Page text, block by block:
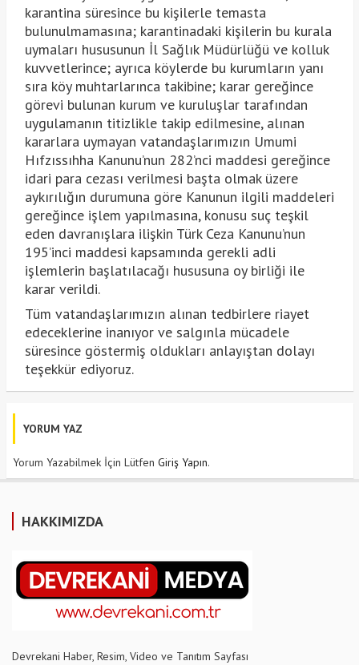
karantina süresince bu kişilerle temasta
bulunulmamasına; karantinadaki kişilerin bu kurala
uymaları hususunun İl Sağlık Müdürlüğü ve kolluk
kuvvetlerince; ayrıca köylerde bu kurumların yanı
sıra köy muhtarlarınca takibine; karar gereğince
görevi bulunan kurum ve kuruluşlar tarafından
uygulamanın titizlikle takip edilmesine, alınan
kararlara uymayan vatandaşlarımızın Umumi
Hıfzıssıhha Kanunu’nun 282’nci maddesi gereğince
idari para cezası verilmesi başta olmak üzere
aykırılığın durumuna göre Kanunun ilgili maddeleri
gereğince işlem yapılmasına, konusu suç teşkil
eden davranışlara ilişkin Türk Ceza Kanunu’nun
195’inci maddesi kapsamında gerekli adli
işlemlerin başlatılacağı hususuna oy birliği ile
karar verildi.
Tüm vatandaşlarımızın alınan tedbirlere riayet
edeceklerine inanıyor ve salgınla mücadele
süresince göstermiş oldukları anlayıştan dolayı
teşekkür ediyoruz.
YORUM YAZ
Yorum Yazabilmek İçin Lütfen Giriş Yapın.
HAKKIMIZDA
Devrekani Haber, Resim, Video ve Tanıtım Sayfası